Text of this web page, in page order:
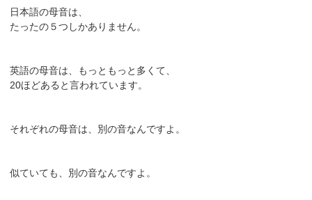
日本語の母音は、
たったの５つしかありません。
英語の母音は、もっともっと多くて、
20ほどあると言われています。
それぞれの母音は、別の音なんですよ。
似ていても、別の音なんですよ。